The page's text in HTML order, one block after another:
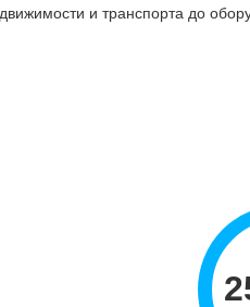
и транспорта до